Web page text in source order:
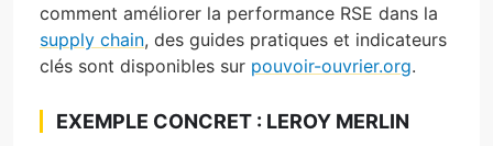
comment améliorer la performance RSE dans la
supply chain, des guides pratiques et indicateurs
clés sont disponibles sur pouvoir-ouvrier.org.
EXEMPLE CONCRET : LEROY MERLIN